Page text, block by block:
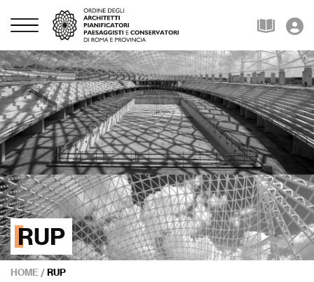
RUP
HOME /RUP